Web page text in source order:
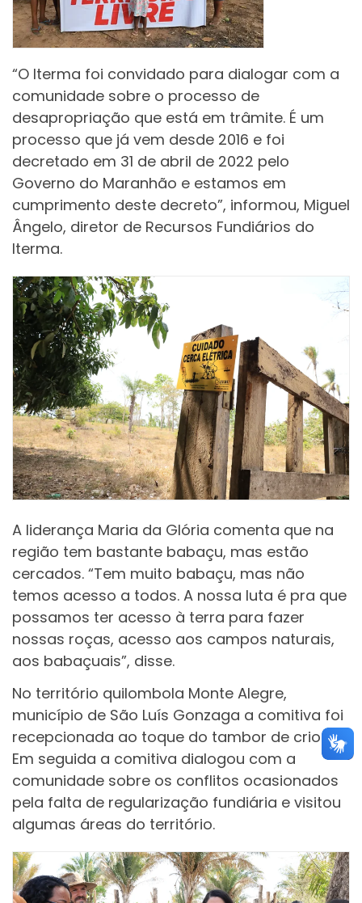
“O Iterma foi convidado para dialogar com a
comunidade sobre o processo de
desapropriação que está em trâmite. É um
processo que já vem desde 2016 e foi
decretado em 31 de abril de 2022 pelo
Governo do Maranhão e estamos em
cumprimento deste decreto”, informou, Miguel
Ângelo, diretor de Recursos Fundiários do
Iterma.
A liderança Maria da Glória comenta que na
região tem bastante babaçu, mas estão
cercados. “Tem muito babaçu, mas não
temos acesso a todos. A nossa luta é pra que
possamos ter acesso à terra para fazer
nossas roças, acesso aos campos naturais,
aos babaçuais”, disse.
No território quilombola Monte Alegre,
município de São Luís Gonzaga a comitiva foi
recepcionada ao toque do tambor de crioula.
Em seguida a comitiva dialogou com a
comunidade sobre os conflitos ocasionados
pela falta de regularização fundiária e visitou
algumas áreas do território.